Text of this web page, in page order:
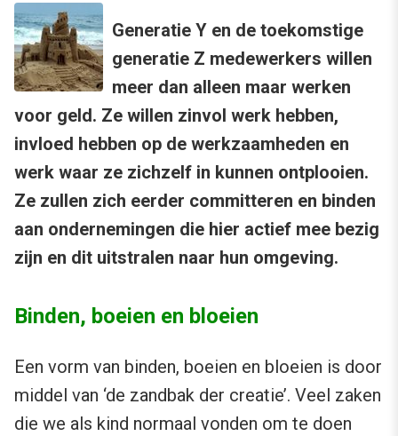
Generatie Y en de toekomstige
generatie Z medewerkers willen
meer dan alleen maar werken
voor geld. Ze willen zinvol werk hebben,
invloed hebben op de werkzaamheden en
werk waar ze zichzelf in kunnen ontplooien.
Ze zullen zich eerder committeren en binden
aan ondernemingen die hier actief mee bezig
zijn en dit uitstralen naar hun omgeving.
Binden, boeien en bloeien
Een vorm van binden, boeien en bloeien is door
middel van ‘de zandbak der creatie’. Veel zaken
die we als kind normaal vonden om te doen